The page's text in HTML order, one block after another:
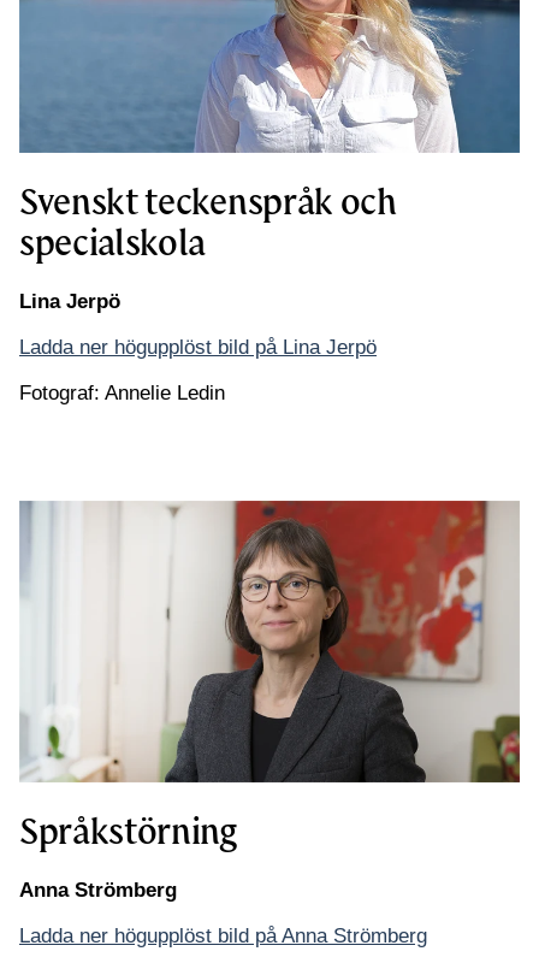
Svenskt teckenspråk och
specialskola
Lina Jerpö
Ladda ner högupplöst bild på Lina Jerpö
Fotograf: Annelie Ledin
Språkstörning
Anna Strömberg
Ladda ner högupplöst bild på Anna Strömberg